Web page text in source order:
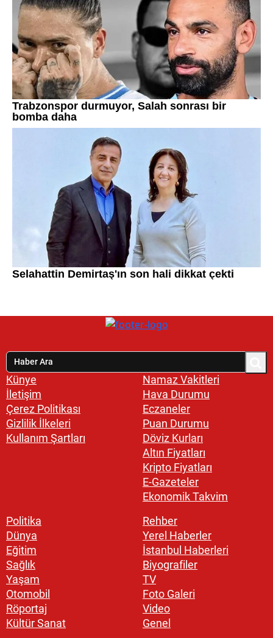
Künye
İletişim
Çerez Politikası
Gizlilik İlkeleri
Kullanım Şartları
Namaz Vakitleri
Hava Durumu
Eczaneler
Puan Durumu
Döviz Kurları
Altın Fiyatları
Kripto Fiyatları
E-Gazeteler
Ekonomik Takvim
Politika
Dünya
Eğitim
Sağlık
Yaşam
Otomobil
Röportaj
Kültür Sanat
Rehber
Yerel Haberler
İstanbul Haberleri
Biyografiler
TV
Foto Galeri
Video
Genel